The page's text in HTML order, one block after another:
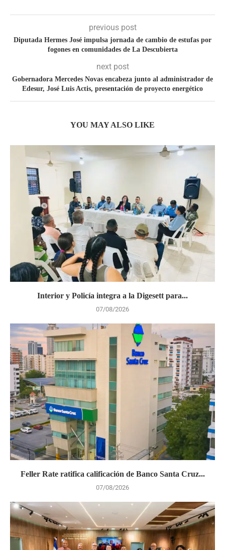
previous post
Diputada Hermes José impulsa jornada de cambio de estufas por
fogones en comunidades de La Descubierta
next post
Gobernadora Mercedes Novas encabeza junto al administrador de
Edesur, José Luis Actis, presentación de proyecto energético
YOU MAY ALSO LIKE
Interior y Policía integra a la Digesett para...
07/08/2026
Feller Rate ratifica calificación de Banco Santa Cruz...
07/08/2026